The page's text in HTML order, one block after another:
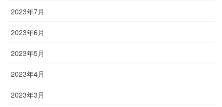
2023年7月
2023年6月
2023年5月
2023年4月
2023年3月